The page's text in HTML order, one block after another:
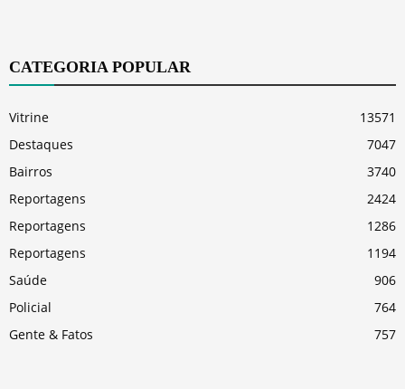
CATEGORIA POPULAR
Vitrine
13571
Destaques
7047
Bairros
3740
Reportagens
2424
Reportagens
1286
Reportagens
1194
Saúde
906
Policial
764
Gente & Fatos
757